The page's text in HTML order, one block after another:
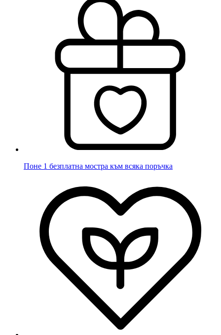
Поне 1 безплатна мостра към всяка поръчка